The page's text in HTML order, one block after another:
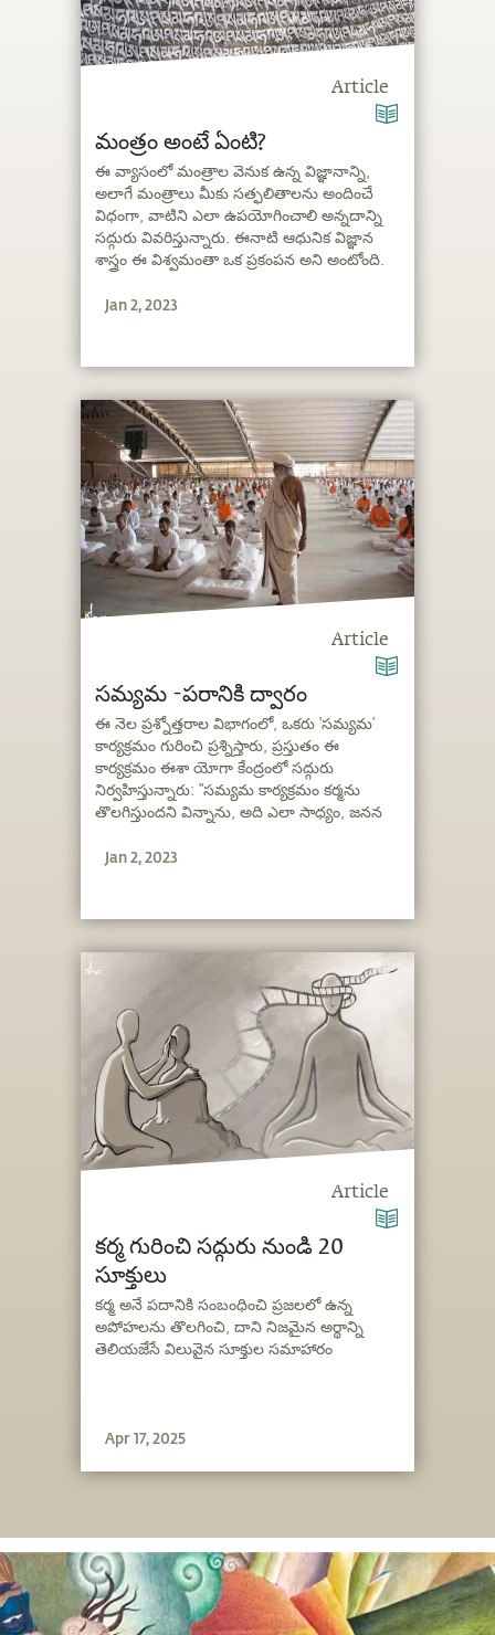
Article
మంత్రం అంటే ఏంటి?
ఈ వ్యాసంలో మంత్రాల వెనుక ఉన్న విజ్ఞానాన్ని,
అలాగే మంత్రాలు మీకు సత్ఫలితాలను అందించే
విధంగా, వాటిని ఎలా ఉపయోగించాలి అన్నదాన్ని
సద్గురు వివరిస్తున్నారు. ఈనాటి ఆధునిక విజ్ఞాన
శాస్త్రం ఈ విశ్వమంతా ఒక ప్రకంపన అని అంటోంది.
శబ్దం ఉంటుంది. మంత్రాలు వివిధ రకాలుగా
Jan 2, 2023
Article
సమ్యమ -‌పరానికి ద్వారం
ఈ నెల ప్రశ్నోత్తరాల విభాగంలో, ఒకరు ‘సమ్యమ’
కార్యక్రమం గురించి ప్రశ్నిస్తారు, ప్రస్తుతం ఈ
కార్యక్రమం ఈశా యోగా కేంద్రంలో సద్గురు
నిర్వహిస్తున్నారు: “సమ్యమ కార్యక్రమం కర్మను
తొలగిస్తుందని విన్నాను, అది ఎలా సాధ్యం, జనన
ఉపకరిస్తుందో తెలుసుకోవాలని ఉంది.”
Jan 2, 2023
Article
కర్మ గురించి సద్గురు నుండి 20
సూక్తులు
కర్మ అనే పదానికి సంబంధించి ప్రజలలో ఉన్న
అపోహలను తొలగించి, దాని నిజమైన అర్థాన్ని
తెలియజేసే విలువైన సూక్తుల సమాహారం
Apr 17, 2025